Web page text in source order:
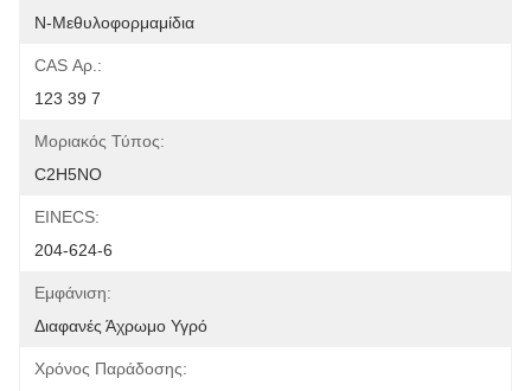
Ν-Μεθυλοφορμαμίδια
CAS Αρ.:
123 39 7
Μοριακός Τύπος:
C2H5NO
EINECS:
204-624-6
Εμφάνιση:
Διαφανές Άχρωμο Υγρό
Χρόνος Παράδοσης: